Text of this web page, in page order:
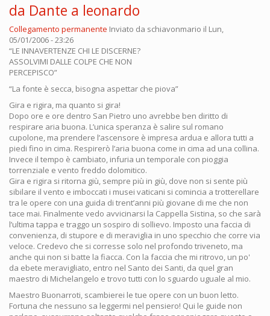
da Dante a leonardo
Collegamento permanente Inviato da schiavonmario il Lun,
05/01/2006 - 23:26
“LE INNAVERTENZE CHI LE DISCERNE?
ASSOLVIMI DALLE COLPE CHE NON
PERCEPISCO”
“La fonte è secca, bisogna aspettar che piova”
Gira e rigira, ma quanto si gira!
Dopo ore e ore dentro San Pietro uno avrebbe ben diritto di
respirare aria buona. L’unica speranza è salire sul romano
cupolone, ma prendere l’ascensore è impresa ardua e allora tutti a
piedi fino in cima. Respirerò l’aria buona come in cima ad una collina.
Invece il tempo è cambiato, infuria un temporale con pioggia
torrenziale e vento freddo dolomitico.
Gira e rigira si ritorna giù, sempre più in giù, dove non si sente più
sibilare il vento e imboccati i musei vaticani si comincia a trotterellare
tra le opere con una guida di trent’anni più giovane di me che non
tace mai. Finalmente vedo avvicinarsi la Cappella Sistina, so che sarà
l’ultima tappa e traggo un sospiro di sollievo. Imposto una faccia di
convenienza, di stupore e di meraviglia in uno specchio che corre via
veloce. Credevo che si corresse solo nel profondo triveneto, ma
anche qui non si batte la fiacca. Con la faccia che mi ritrovo, un po'
da ebete meravigliato, entro nel Santo dei Santi, da quel gran
maestro di Michelangelo e trovo tutti con lo sguardo uguale al mio.
Maestro Buonarroti, scambierei le tue opere con un buon letto.
Fortuna che nessuno sa leggermi nel pensiero! Qui le guide non